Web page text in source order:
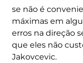
se não é
máximas em
erros na direção
que eles não
Jakovcevic.